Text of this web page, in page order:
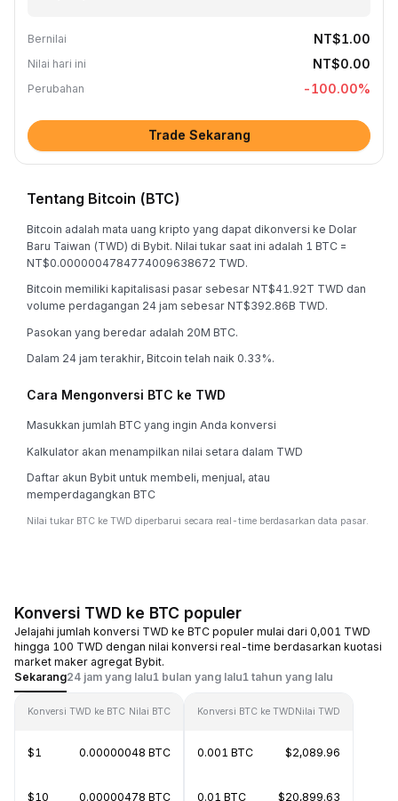
Bernilai NT$1.00
Nilai hari ini NT$0.00
Perubahan -100.00%
Trade Sekarang
Tentang Bitcoin (BTC)
Bitcoin adalah mata uang kripto yang dapat dikonversi ke Dolar
Baru Taiwan (TWD) di Bybit. Nilai tukar saat ini adalah 1 BTC =
NT$0.0000004784774009638672 TWD.
Bitcoin memiliki kapitalisasi pasar sebesar NT$41.92T TWD dan
volume perdagangan 24 jam sebesar NT$392.86B TWD.
Pasokan yang beredar adalah 20M BTC.
Dalam 24 jam terakhir, Bitcoin telah naik 0.33%.
Cara Mengonversi BTC ke TWD
Masukkan jumlah BTC yang ingin Anda konversi
Kalkulator akan menampilkan nilai setara dalam TWD
Daftar akun Bybit untuk membeli, menjual, atau
memperdagangkan BTC
Nilai tukar BTC ke TWD diperbarui secara real-time berdasarkan data pasar.
Konversi TWD ke BTC populer
Jelajahi jumlah konversi TWD ke BTC populer mulai dari 0,001 TWD
hingga 100 TWD dengan nilai konversi real-time berdasarkan kuotasi
market maker agregat Bybit.
Sekarang24 jam yang lalu1 bulan yang lalu1 tahun yang lalu
Konversi TWD ke BTC Nilai BTC
$1 0.00000048 BTC
$10 0.00000478 BTC
Konversi BTC ke TWDNilai TWD
0.001 BTC $2,089.96
0.01 BTC $20,899.63